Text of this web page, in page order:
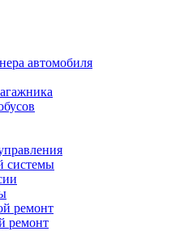
автомобиля
системы
ремонт
ремонт